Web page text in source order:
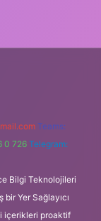
Teams:
0 726 Telegram:
Bilgi Teknolojileri
Yer Sağlayıcı
içerikleri proaktif